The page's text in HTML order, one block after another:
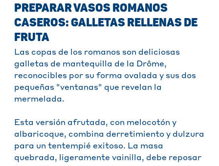
PREPARAR VASOS ROMANOS
CASEROS: GALLETAS RELLENAS DE
FRUTA
Las copas de los romanos son deliciosas
galletas de mantequilla de la Drôme,
reconocibles por su forma ovalada y sus dos
pequeñas "ventanas" que revelan la
mermelada.
Esta versión afrutada, con melocotón y
albaricoque, combina derretimiento y dulzura
para un tentempié exitoso. La masa
quebrada, ligeramente vainilla, debe reposar